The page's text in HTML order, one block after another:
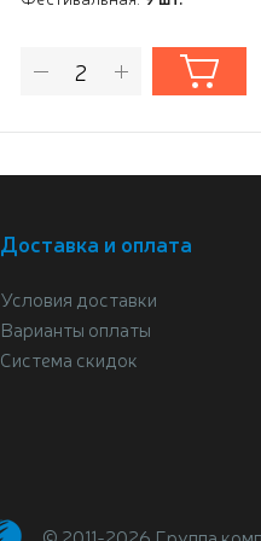
Доставка и оплата
Условия доставки
Варианты оплаты
Система скидок